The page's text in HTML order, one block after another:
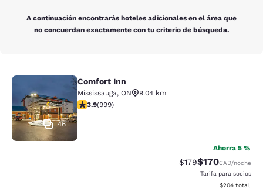
A continuación encontrarás hoteles adicionales en el área que
no concuerdan exactamente con tu criterio de búsqueda.
Comfort Inn
46
Comfort Inn
Mississauga, ON
9.04 km
Calificación de 3.87 estrellas. Bueno. 999 reseñas
3.9(999)
Ahorra 5 %
Tarifa tachada:
$179Tarifa reducida:
$170CAD/noche
Tarifa para socios
Ver detalles
$204 total